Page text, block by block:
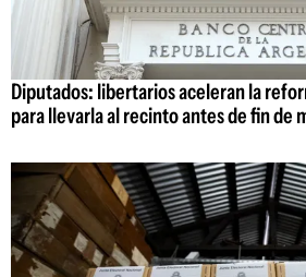
Diputados: libertarios aceleran la
para llevarla al recinto antes de fin de